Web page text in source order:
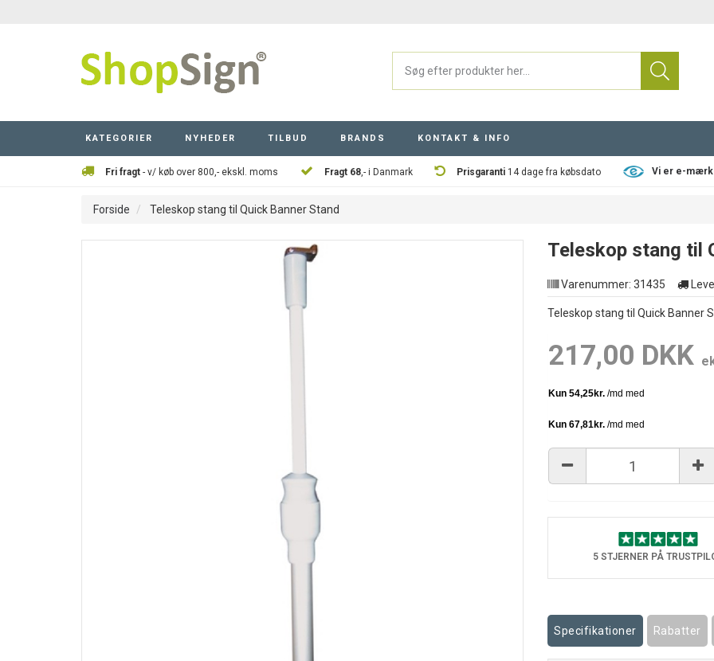
KATEGORIER NYHEDER TILBUD BRANDS KONTAKT & INFO
Fri fragt - v/ køb over 800,- ekskl. moms Fragt 68,- i Danmark Prisgaranti 14 dage fra købsdato Vi er e-
Forside Teleskop stang til Quick Banner Stand
Teleskop stang til
Varenummer: 31435
Teleskop stang til Quick Banner
217,00 DKK
5 STJERNER PÅ
Specifikationer Rabatter